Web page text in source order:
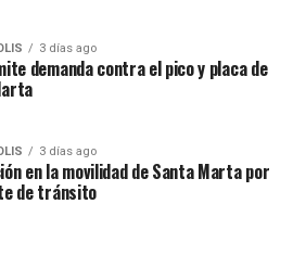
3 días ago
demanda contra el pico y placa de
3 días ago
en la movilidad de Santa Marta por
de tránsito